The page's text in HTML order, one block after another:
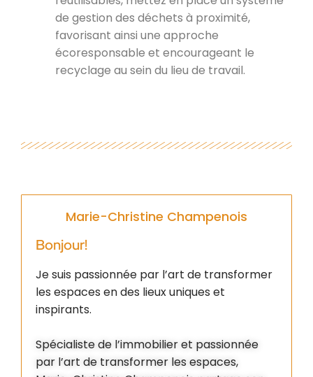
de gestion des déchets à proximité,
favorisant ainsi une approche
écoresponsable et encourageant le
recyclage au sein du lieu de travail.
Marie-Christine Champenois
Bonjour!
Je suis passionnée par l’art de transformer
les espaces en des lieux uniques et
inspirants.
Spécialiste de l’immobilier et passionnée
par l’art de transformer les espaces,